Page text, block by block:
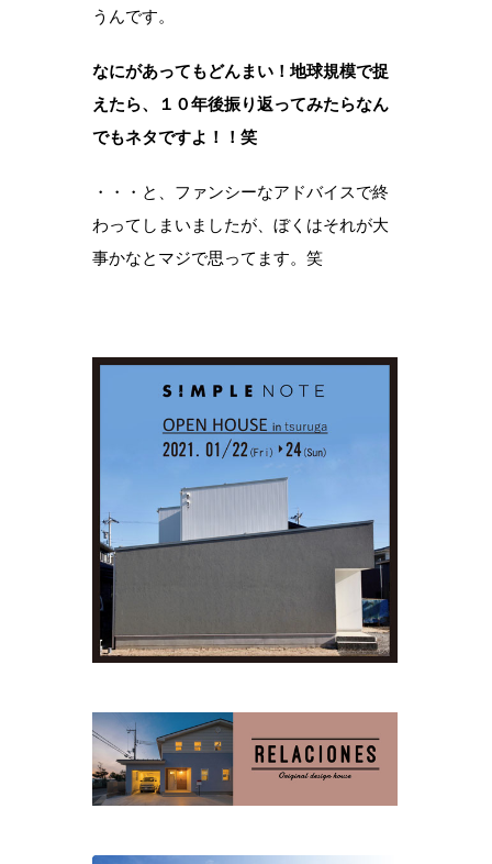
うんです。
なにがあってもどんまい！地球規模で捉
えたら、１０年後振り返ってみたらなん
でもネタですよ！！笑
・・・と、ファンシーなアドバイスで終
わってしまいましたが、ぼくはそれが大
事かなとマジで思ってます。笑